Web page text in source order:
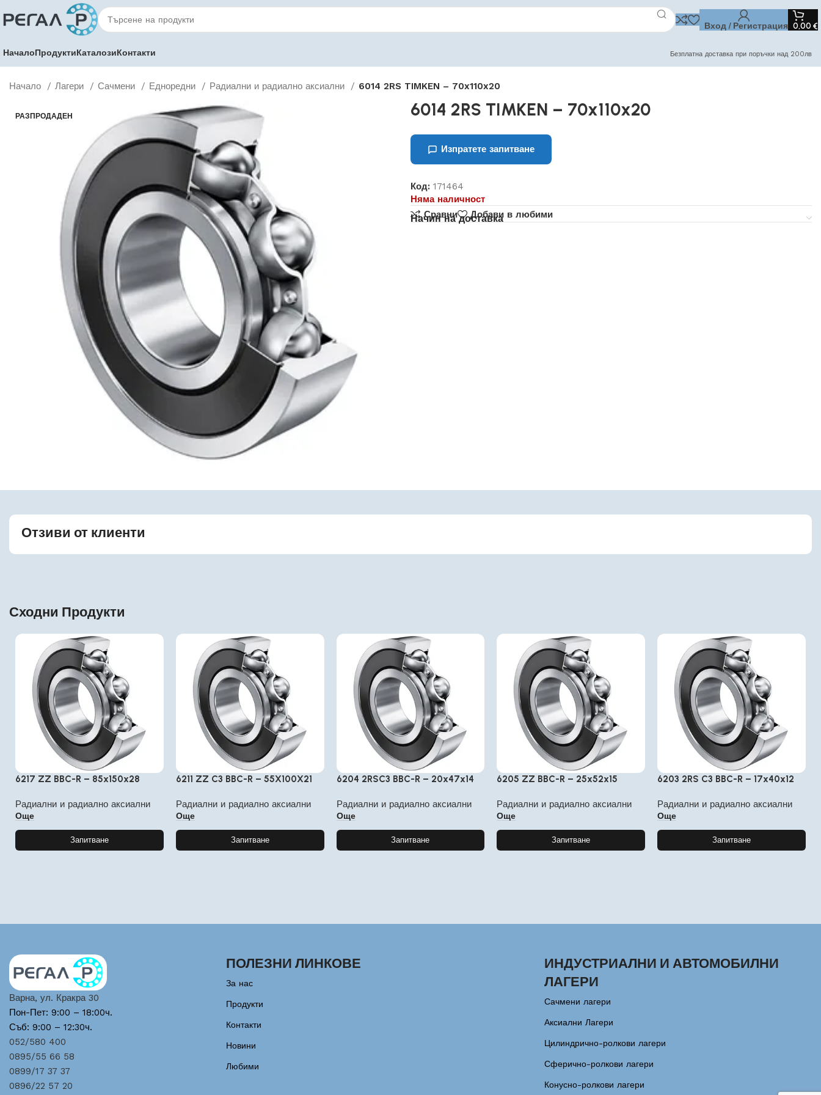
Вход / Регистрация 0,00 €
НачалоПродуктиКаталозиКонтакти Безплатна доставка при поръчки над 200лв
Начало Лагери Сачмени Едноредни Радиални и радиално аксиални 6014 2RS TIMKEN – 70x110x20
РАЗПРОДАДЕН 6014 2RS TIMKEN – 70x110x20
Изпратете запитване
Код: 171464
Няма наличност
Сравни
Добави в любими
Начин на доставка
Отзиви от клиенти
Сходни Продукти
6217 ZZ BBC-R – 85x150x28
Радиални и радиално аксиални
Още
Запитване
6211 ZZ C3 BBC-R – 55X100X21
Радиални и радиално аксиални
Още
Запитване
6204 2RSC3 BBC-R – 20x47x14
Радиални и радиално аксиални
Още
Запитване
6205 ZZ BBC-R – 25x52x15
Радиални и радиално аксиални
Още
Запитване
6203 2RS C3 BBC-R – 17x40x12
Радиални и радиално аксиални
Още
Запитване
Варна, ул. Кракра 30
Пон-Пет: 9:00 – 18:00ч.
Съб: 9:00 – 12:30ч.
052/580 400
0895/55 66 58
0899/17 37 37
0896/22 57 20
ПОЛЕЗНИ ЛИНКОВЕ
За нас
Продукти
Контакти
Новини
Любими
ИНДУСТРИАЛНИ И АВТОМОБИЛНИ
ЛАГЕРИ
Сачмени лагери
Аксиални Лагери
Цилиндрично-ролкови лагери
Сферично-ролкови лагери
Конусно-ролкови лагери